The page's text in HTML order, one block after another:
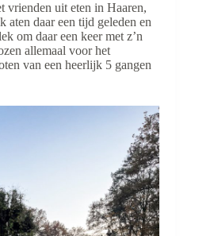
vrienden uit eten in Haaren,
aten daar een tijd geleden en
om daar een keer met z’n
allemaal voor het
van een heerlijk 5 gangen